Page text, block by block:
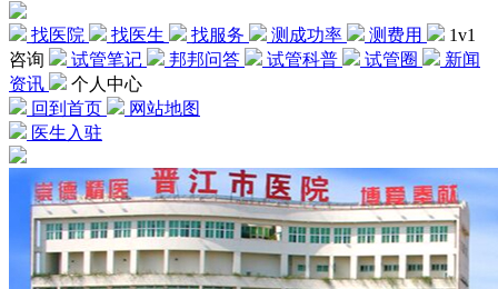
找医院 找医生 找服务 测成功率 测费用
1v1
咨询
试管笔记 邦邦问答 试管科普 试管圈
新闻
资讯
个人中心
回到首页
网站地图
医生入驻